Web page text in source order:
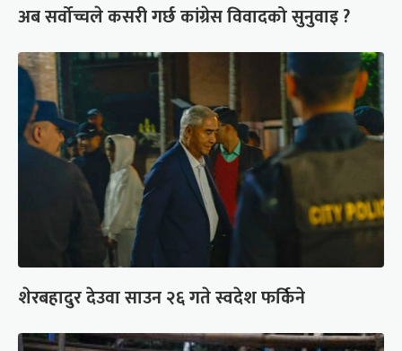
अब सर्वोच्चले कसरी गर्छ कांग्रेस विवादको सुनुवाइ ?
शेरबहादुर देउवा साउन २६ गते स्वदेश फर्किने